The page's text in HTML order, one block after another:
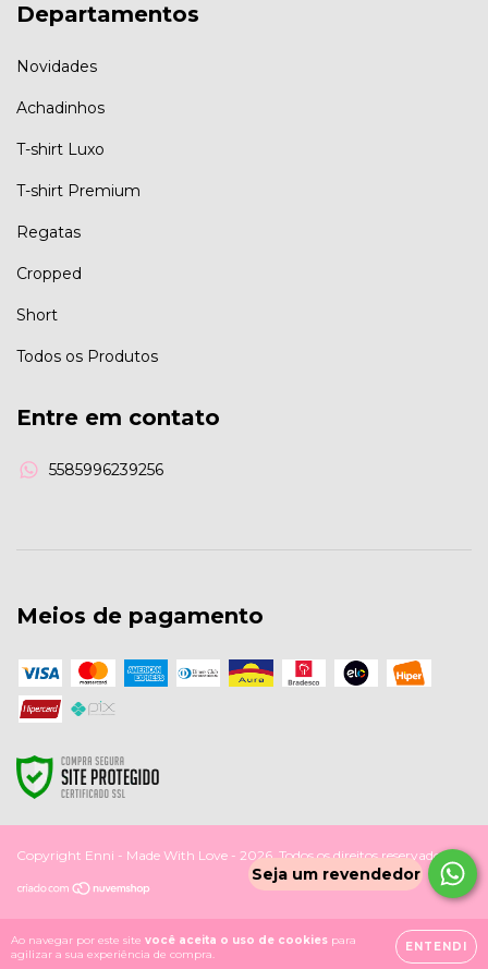
Ao navegar por este site você aceita o uso de cookies para
agilizar a sua experiência de compra.
ENTENDI
Departamentos
Novidades
Achadinhos
T-shirt Luxo
T-shirt Premium
Regatas
Cropped
Short
Todos os Produtos
Entre em contato
5585996239256
Meios de pagamento
Copyright Enni - Made With Love - 2026. Todos os direitos reservados.